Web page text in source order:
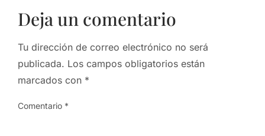
Deja un comentario
Tu dirección de correo electrónico no será
publicada. Los campos obligatorios están
marcados con *
Comentario *